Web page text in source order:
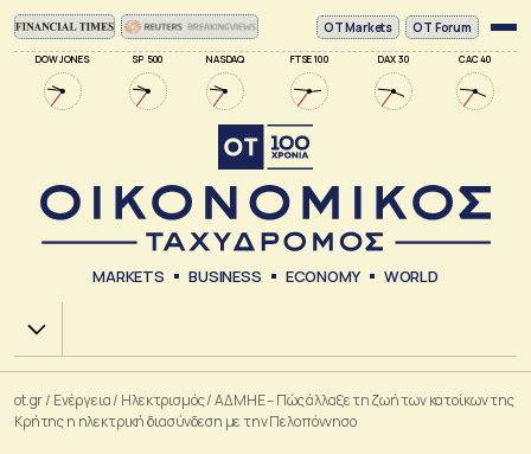
DOW JONES SP 500 NASDAQ FTSE 100 DAX 30 CAC 40
ΟΤ Markets OT Forum
MARKETS BUSINESS ECONOMY WORLD
Χ.Α.
ot.gr/ Ενέργεια/ Ηλεκτρισμός/ΑΔΜΗΕ – Πώς άλλαξε τη ζωή των κατοίκων της
Κρήτης η ηλεκτρική διασύνδεση με την Πελοπόννησο